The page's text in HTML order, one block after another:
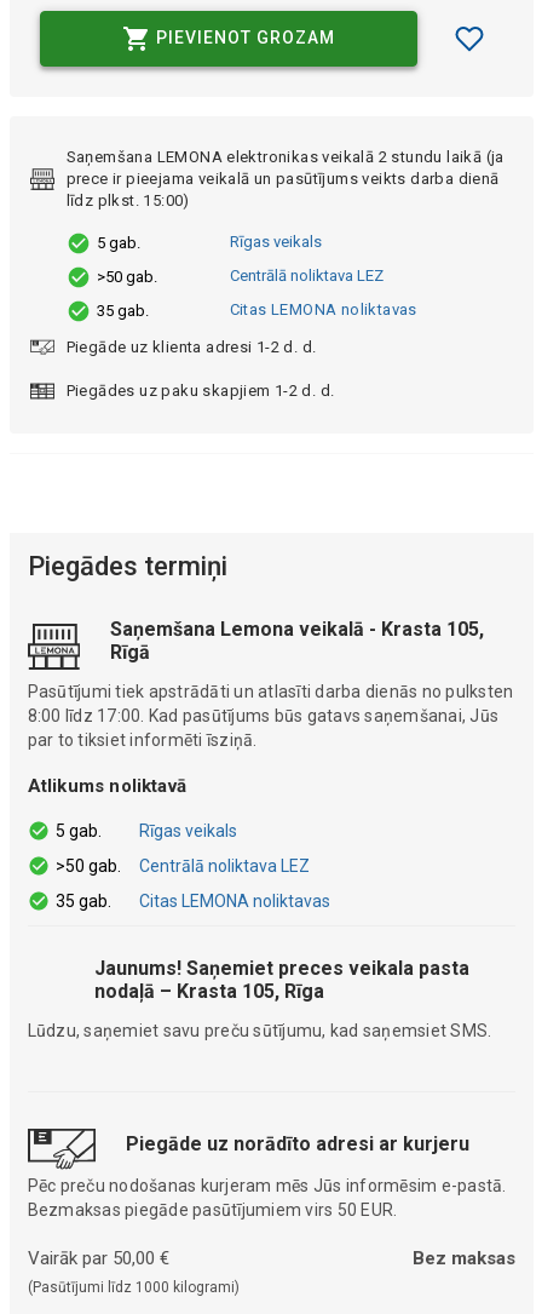
PIEVIENOT GROZAM
Saņemšana LEMONA elektronikas veikalā 2 stundu laikā (ja
prece ir pieejama veikalā un pasūtījums veikts darba dienā
līdz plkst. 15:00)
5 gab.
Rīgas veikals
>50 gab.
Centrālā noliktava LEZ
35 gab.
Citas LEMONA noliktavas
Piegāde uz klienta adresi 1-2 d. d.
Piegādes uz paku skapjiem 1-2 d. d.
Piegādes termiņi
Saņemšana Lemona veikalā - Krasta 105,
Rīgā
Pasūtījumi tiek apstrādāti un atlasīti darba dienās no pulksten
8:00 līdz 17:00. Kad pasūtījums būs gatavs saņemšanai, Jūs
par to tiksiet informēti īsziņā.
Atlikums noliktavā
5 gab.
Rīgas veikals
>50 gab.
Centrālā noliktava LEZ
35 gab.
Citas LEMONA noliktavas
Jaunums! Saņemiet preces veikala pasta
nodaļā – Krasta 105, Rīga
Lūdzu, saņemiet savu preču sūtījumu, kad saņemsiet SMS.
Piegāde uz norādīto adresi ar kurjeru
Pēc preču nodošanas kurjeram mēs Jūs informēsim e-pastā.
Bezmaksas piegāde pasūtījumiem virs 50 EUR.
Vairāk par 50,00 €
(Pasūtījumi līdz 1000 kilogrami)
Bez maksas